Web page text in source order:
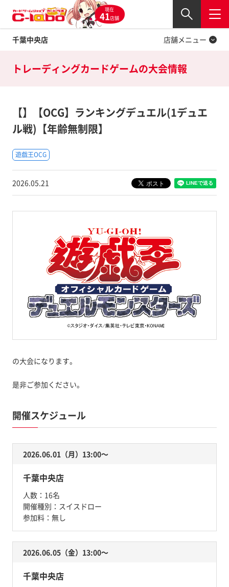
現在
41店舗
千葉中央店
閉じる
店舗メニュー
Twitter
トレーディングカードゲームの大会情報
【】【OCG】ランキングデュエル(1デュエ
ル戦)【年齢無制限】
遊戯王OCG
2026.05.21
の大会になります。
是非ご参加ください。
開催スケジュール
2026.06.01（月）13:00〜
千葉中央店
人数： 16名
開催種別： スイスドロー
参加料： 無し
2026.06.05（金）13:00〜
千葉中央店